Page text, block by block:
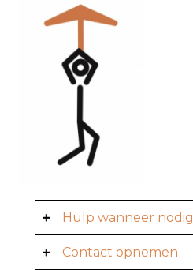
Hulp wanneer nodig
Contact opnemen